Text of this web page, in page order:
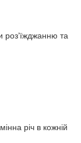
роз’їжджанню та
річ в кожній